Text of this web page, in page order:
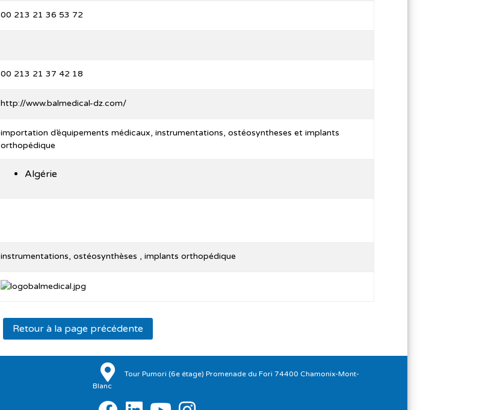
00 213 21 36 53 72
00 213 21 37 42 18
http://www.balmedical-dz.com/
importation d’équipements médicaux, instrumentations, ostéosyntheses et implants
orthopédique
Algérie
instrumentations, ostéosynthèses , implants orthopédique
Retour à la page précédente
Tour Pumori (6e étage) Promenade du Fori 74400 Chamonix-Mont-
Blanc